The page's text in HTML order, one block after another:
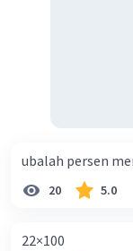
ubalah persen
20 5.0
22×100